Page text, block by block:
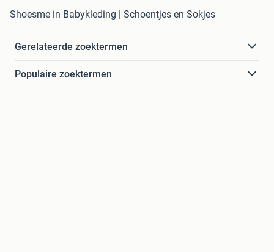
Shoesme in Babykleding | Schoentjes en Sokjes
Gerelateerde zoektermen
Populaire zoektermen